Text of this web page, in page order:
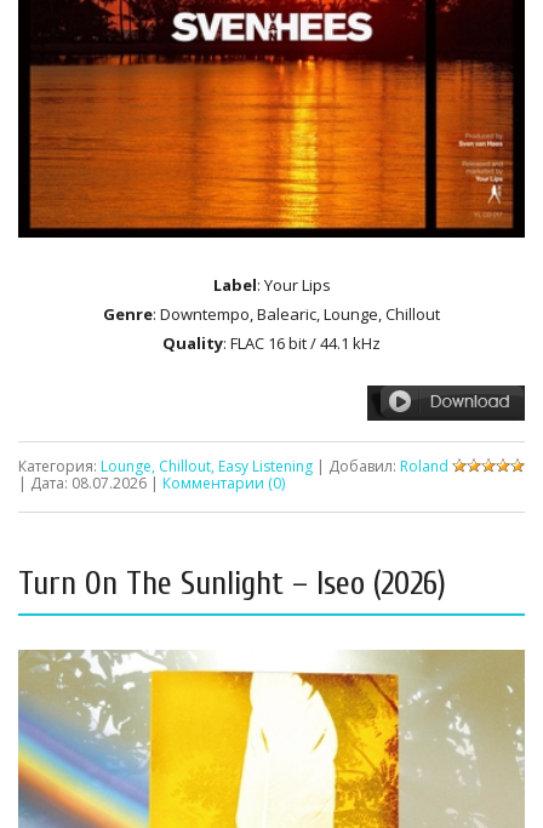
Label: Your Lips
Genre: Downtempo, Balearic, Lounge, Chillout
Quality: FLAC 16 bit / 44.1 kHz
Категория: Lounge, Chillout, Easy Listening | Добавил: Roland
| Дата: 08.07.2026 | Комментарии (0)
Turn On The Sunlight – Iseo (2026)